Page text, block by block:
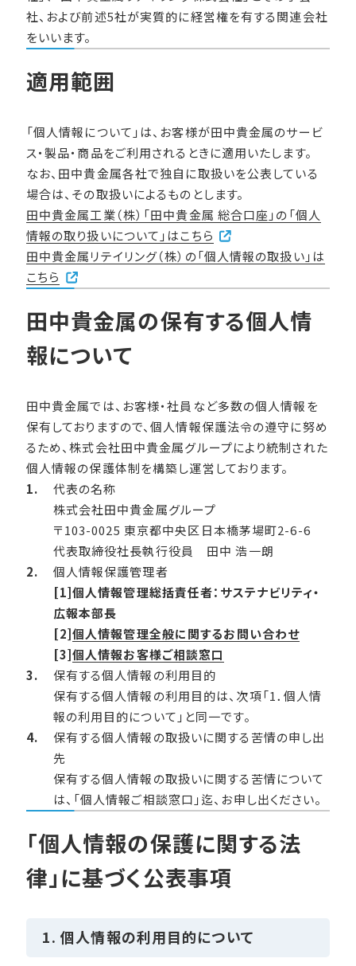
社、および前述5社が実質的に経営権を有する関連会社
をいいます。
適用範囲
「個人情報について」は、お客様が田中貴金属のサービ
ス・製品・商品をご利用されるときに適用いたします。
なお、田中貴金属各社で独自に取扱いを公表している
場合は、その取扱いによるものとします。
田中貴金属工業（株）「田中貴金属 総合口座」の「個人
情報の取り扱いについて」はこちら
田中貴金属リテイリング（株）の「個人情報の取扱い」は
こちら
田中貴金属の保有する個人情
報について
田中貴金属では、お客様・社員など多数の個人情報を
保有しておりますので、個人情報保護法令の遵守に努め
るため、株式会社田中貴金属グループにより統制された
個人情報の保護体制を構築し運営しております。
代表の名称
株式会社田中貴金属グループ
〒103-0025 東京都中央区日本橋茅場町2-6-6
代表取締役社長執行役員 田中 浩一朗
個人情報保護管理者
[1]個人情報管理総括責任者：サステナビリティ・
広報本部長
[2]個人情報管理全般に関するお問い合わせ
[3]個人情報お客様ご相談窓口
保有する個人情報の利用目的
保有する個人情報の利用目的は、次項「1．個人情
報の利用目的について」と同一です。
保有する個人情報の取扱いに関する苦情の申し出
先
保有する個人情報の取扱いに関する苦情について
は、「個人情報ご相談窓口」迄、お申し出ください。
「個人情報の保護に関する法
律」に基づく公表事項
1. 個人情報の利用目的について